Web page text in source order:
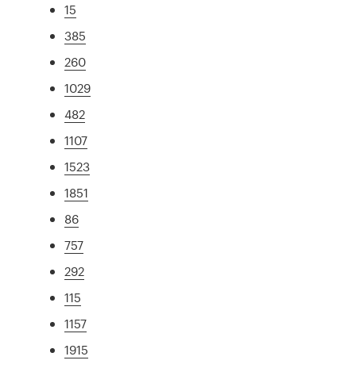
15
385
260
1029
482
1107
1523
1851
86
757
292
115
1157
1915